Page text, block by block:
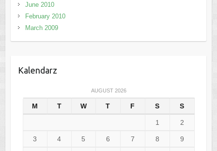
June 2010
February 2010
March 2009
Kalendarz
AUGUST 2026
M T W T F S S
1 2
3 4 5 6 7 8 9